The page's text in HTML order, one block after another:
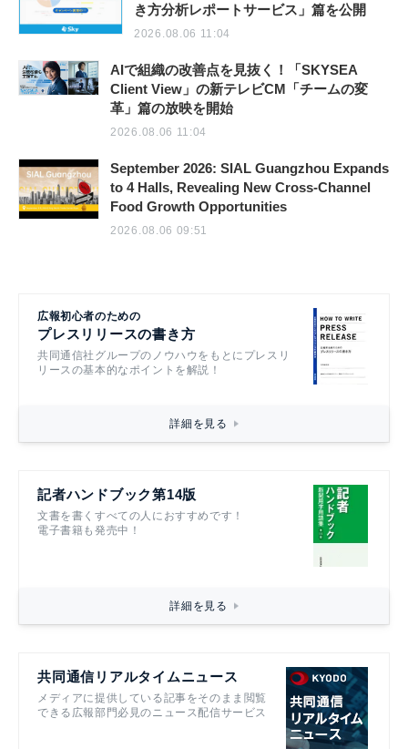
き方分析レポートサービス」篇を公開
2026.08.06 11:04
AIで組織の改善点を見抜く！「SKYSEA
Client View」の新テレビCM「チームの変
革」篇の放映を開始
2026.08.06 11:04
September 2026: SIAL Guangzhou Expands
to 4 Halls, Revealing New Cross-Channel
Food Growth Opportunities
2026.08.06 09:51
広報初心者のための
プレスリリースの書き方
共同通信社グループのノウハウをもとにプレスリ
リースの基本的なポイントを解説！
詳細を見る
記者ハンドブック第14版
文書を書くすべての人におすすめです！
電子書籍も発売中！
詳細を見る
共同通信リアルタイムニュース
メディアに提供している記事をそのまま閲覧
できる広報部門必見のニュース配信サービス